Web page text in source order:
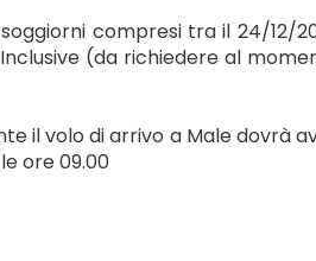
compresi tra il 24/12/
(da richiedere al
il volo di arrivo a Male dovrà
ore 09.00